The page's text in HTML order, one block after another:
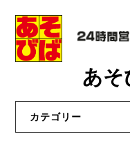
content
あそ
カテゴリー